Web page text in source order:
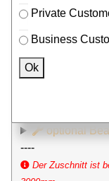
Private
Business
Ok
bei Zuschnitten
⮮
optional
----
Der Zuschnitt ist